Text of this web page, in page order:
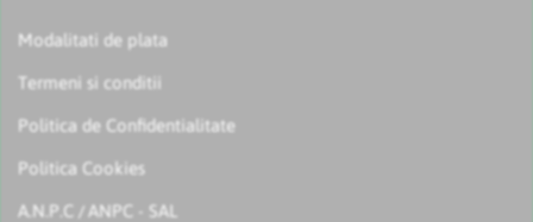
Modalitati de plata
Termeni si conditii
Politica de Confidentialitate
Politica Cookies
A.N.P.C / ANPC - SAL